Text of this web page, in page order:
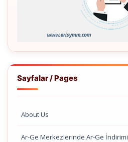
Sayfalar / Pages
About Us
Ar-Ge Merkezlerinde Ar-Ge İndirimi